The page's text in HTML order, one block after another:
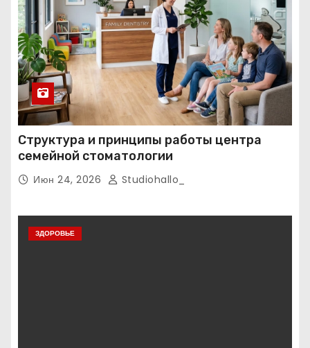
Структура и принципы работы центра
семейной стоматологии
Июн 24, 2026 Studiohallo_
ЗДОРОВЬЕ